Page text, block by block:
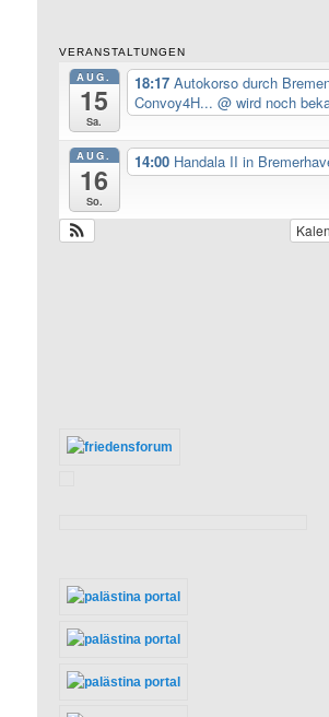
VERANSTALTUNGEN
AUG.
15
Sa.
18:17 Autokorso durch
Convoy4H... @ wird noch
AUG.
16
So.
14:00 Handala II in